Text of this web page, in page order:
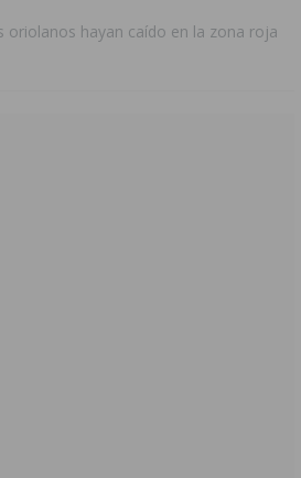
víctimas de violencia
y San Miguel
alicantinos, entre
Miguel de Salinas
hayan caído en la zona roja